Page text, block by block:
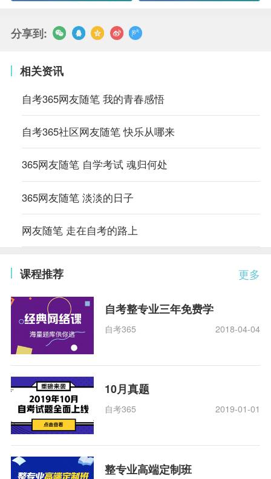
分享到:
相关资讯
自考365网友随笔 我的青春感悟
自考365社区网友随笔 快乐从哪来
365网友随笔 自学考试 魂归何处
365网友随笔 淡淡的日子
网友随笔 走在自考的路上
更多
课程推荐
自考整专业三年免费学
自考365 2018-04-04
10月真题
自考365 2019-01-01
整专业高端定制班